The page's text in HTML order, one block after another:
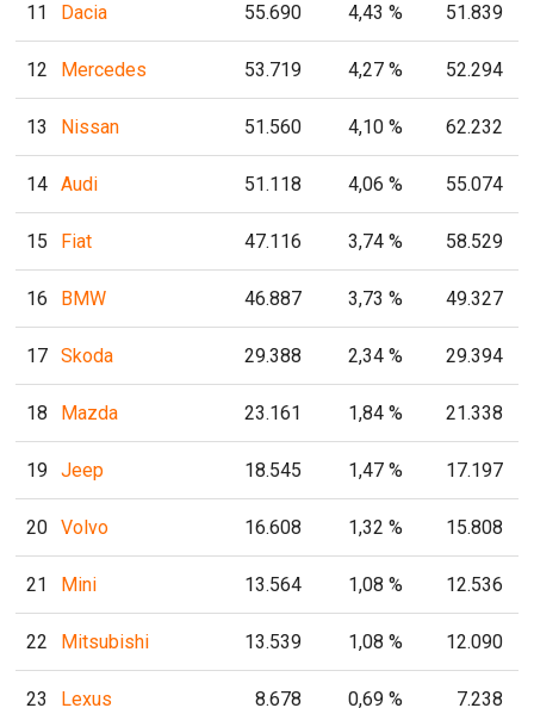
11 Dacia 55.690 4,43 % 51.839
12 Mercedes 53.719 4,27 % 52.294
13 Nissan 51.560 4,10 % 62.232
14 Audi 51.118 4,06 % 55.074
15 Fiat 47.116 3,74 % 58.529
16 BMW 46.887 3,73 % 49.327
17 Skoda 29.388 2,34 % 29.394
18 Mazda 23.161 1,84 % 21.338
19 Jeep 18.545 1,47 % 17.197
20 Volvo 16.608 1,32 % 15.808
21 Mini 13.564 1,08 % 12.536
22 Mitsubishi 13.539 1,08 % 12.090
23 Lexus 8.678 0,69 % 7.238